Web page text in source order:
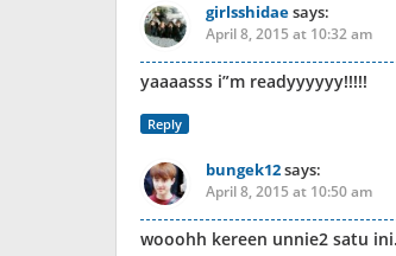
girlsshidaesays:
April 8, 2015 at 10:32 am
yaaaasss i”m readyyyyyy!!!!!
Reply
bungek12says:
April 8, 2015 at 10:50 am
wooohh kereen unnie2 satu